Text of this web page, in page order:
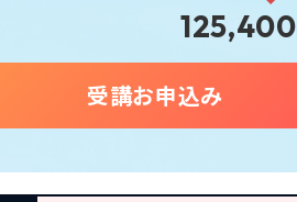
125,400
受講お申込み